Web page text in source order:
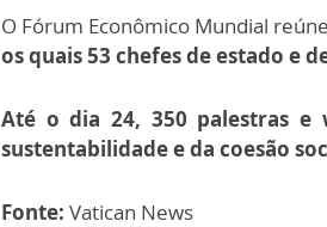
O Fórum Econômico Mundial
os quais 53 chefes de estado e
Até o dia 24, 350 palestras e
sustentabilidade e da coesão
Fonte: Vatican News